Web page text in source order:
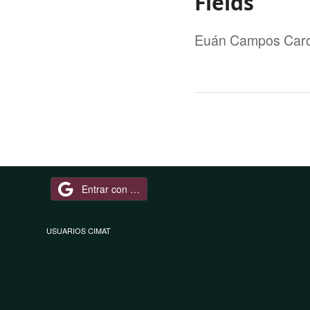
Euán Campos
Entrar con Google
USUARIOS CIMAT